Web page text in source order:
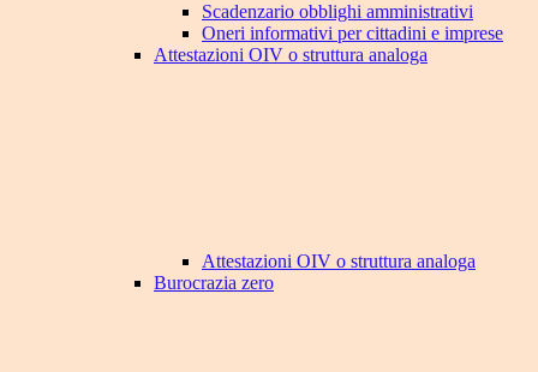
Scadenzario obblighi amministrativi
Oneri informativi per cittadini e imprese
Attestazioni OIV o struttura analoga
Attestazioni OIV o struttura analoga
Burocrazia zero